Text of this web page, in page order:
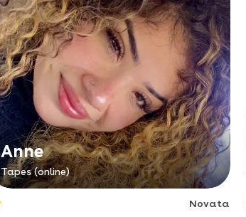
Anne
Tapes (online)
Novata